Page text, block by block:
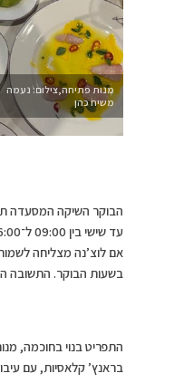
מנות פתיחה,צילום: נעמה
משיח כהן
הבוקר השיקה המסעדה
אם לוצ’נה מצליחה
בשעות הבוקר. התשובה
התפריט בנוי בחוכמה,
בראנץ’ קלאסיות, עם